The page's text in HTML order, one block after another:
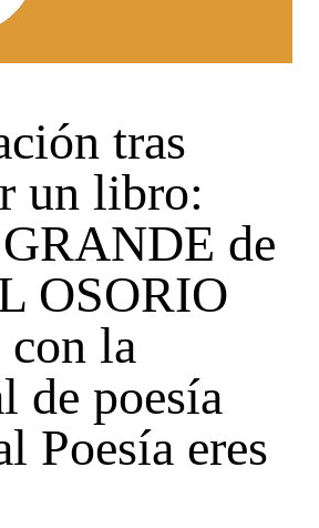
tras
un libro:
de
OSORIO
la
de poesía
Poesía eres